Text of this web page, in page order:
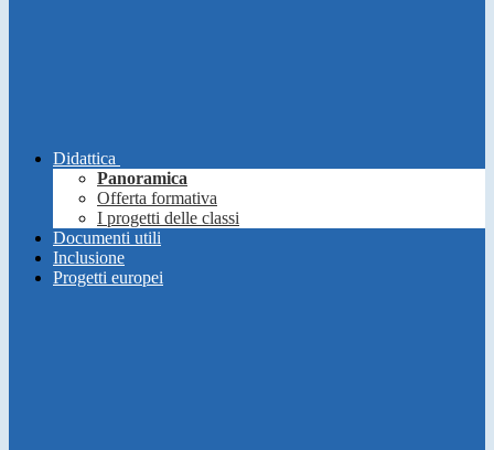
Didattica
Panoramica
Offerta formativa
I progetti delle classi
Documenti utili
Inclusione
Progetti europei